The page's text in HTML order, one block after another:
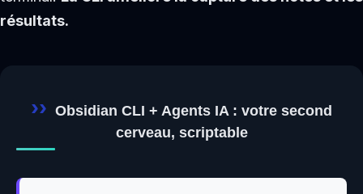
résultats.
Obsidian CLI + Agents IA : votre second
cerveau, scriptable